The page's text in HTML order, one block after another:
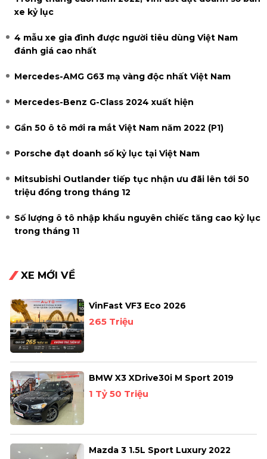
xe kỷ lục
4 mẫu xe gia đình được người tiêu dùng Việt Nam
đánh giá cao nhất
Mercedes-AMG G63 mạ vàng độc nhất Việt Nam
Mercedes-Benz G-Class 2024 xuất hiện
Gần 50 ô tô mới ra mắt Việt Nam năm 2022 (P1)
Porsche đạt doanh số kỷ lục tại Việt Nam
Mitsubishi Outlander tiếp tục nhận ưu đãi lên tới 50
triệu đồng trong tháng 12
Số lượng ô tô nhập khẩu nguyên chiếc tăng cao kỷ lục
trong tháng 11
XE MỚI VỀ
VinFast VF3 Eco 2026
265 Triệu
BMW X3 XDrive30i M Sport 2019
1 Tỷ 50 Triệu
Mazda 3 1.5L Sport Luxury 2022